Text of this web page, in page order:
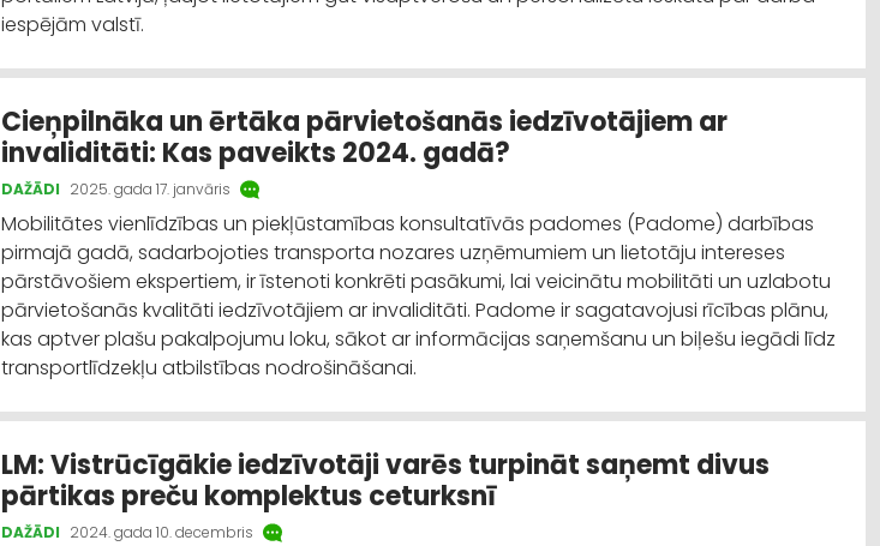
iespējām valstī.
Cieņpilnāka un ērtāka pārvietošanās iedzīvotājiem ar
invaliditāti: Kas paveikts 2024. gadā?
DAŽĀDI 2025. gada 17. janvāris
Mobilitātes vienlīdzības un piekļūstamības konsultatīvās padomes (Padome) darbības
pirmajā gadā, sadarbojoties transporta nozares uzņēmumiem un lietotāju intereses
pārstāvošiem ekspertiem, ir īstenoti konkrēti pasākumi, lai veicinātu mobilitāti un uzlabotu
pārvietošanās kvalitāti iedzīvotājiem ar invaliditāti. Padome ir sagatavojusi rīcības plānu,
kas aptver plašu pakalpojumu loku, sākot ar informācijas saņemšanu un biļešu iegādi līdz
transportlīdzekļu atbilstības nodrošināšanai.
LM: Vistrūcīgākie iedzīvotāji varēs turpināt saņemt divus
pārtikas preču komplektus ceturksnī
DAŽĀDI 2024. gada 10. decembris